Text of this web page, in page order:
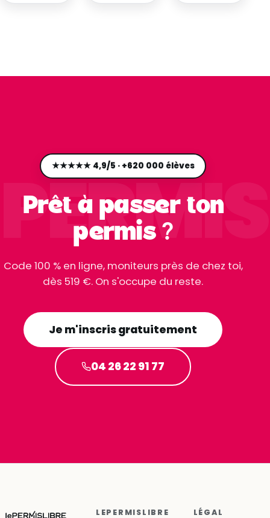
PERMIS
★★★★★ 4,9/5 · +620 000 élèves
Prêt à passer ton
permis ?
Code 100 % en ligne, moniteurs près de chez toi,
dès 519 €. On s'occupe du reste.
Je m'inscris gratuitement
04 26 22 91 77
LEPERMISLIBRE LÉGAL